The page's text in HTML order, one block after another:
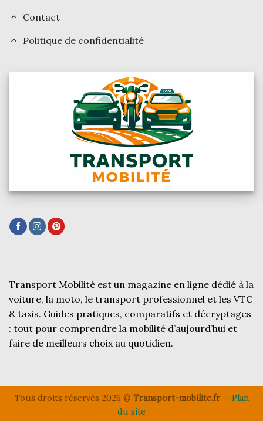
Contact
Politique de confidentialité
Transport Mobilité est un magazine en ligne dédié à la
voiture, la moto, le transport professionnel et les VTC
& taxis. Guides pratiques, comparatifs et décryptages
: tout pour comprendre la mobilité d’aujourd’hui et
faire de meilleurs choix au quotidien.
Tous droits réservés 2026 © Transport-mobilite.fr— Plan
du site